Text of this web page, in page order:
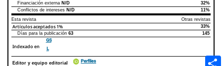
Financiación externa N/D
32%
Conflictos de intereses N/D
11%
Esta revista
Otras revistas
Artículos aceptados 1%
33%
Días para la publicación 63 145
Indexado en
GS
L
Editor y equipo editorial Perfiles